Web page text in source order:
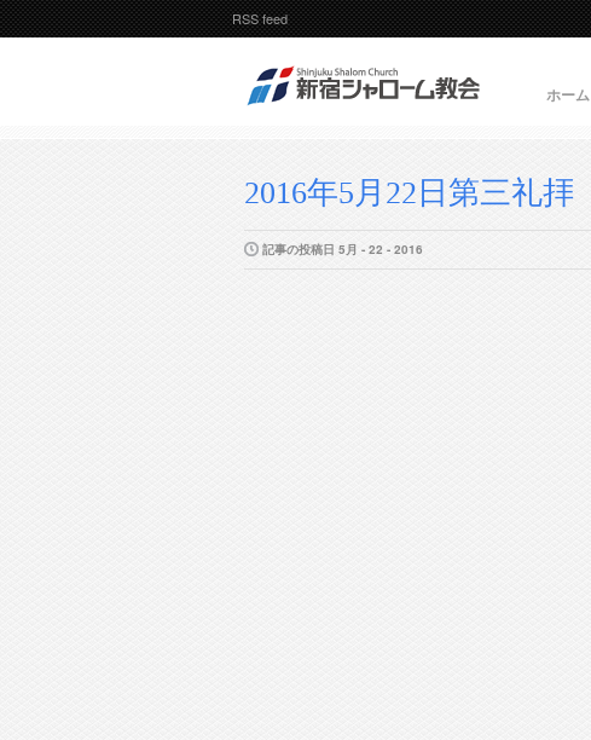
RSS feed
ホーム
2016年5月22日第三礼拝
記事の投稿日 5月 - 22 - 2016